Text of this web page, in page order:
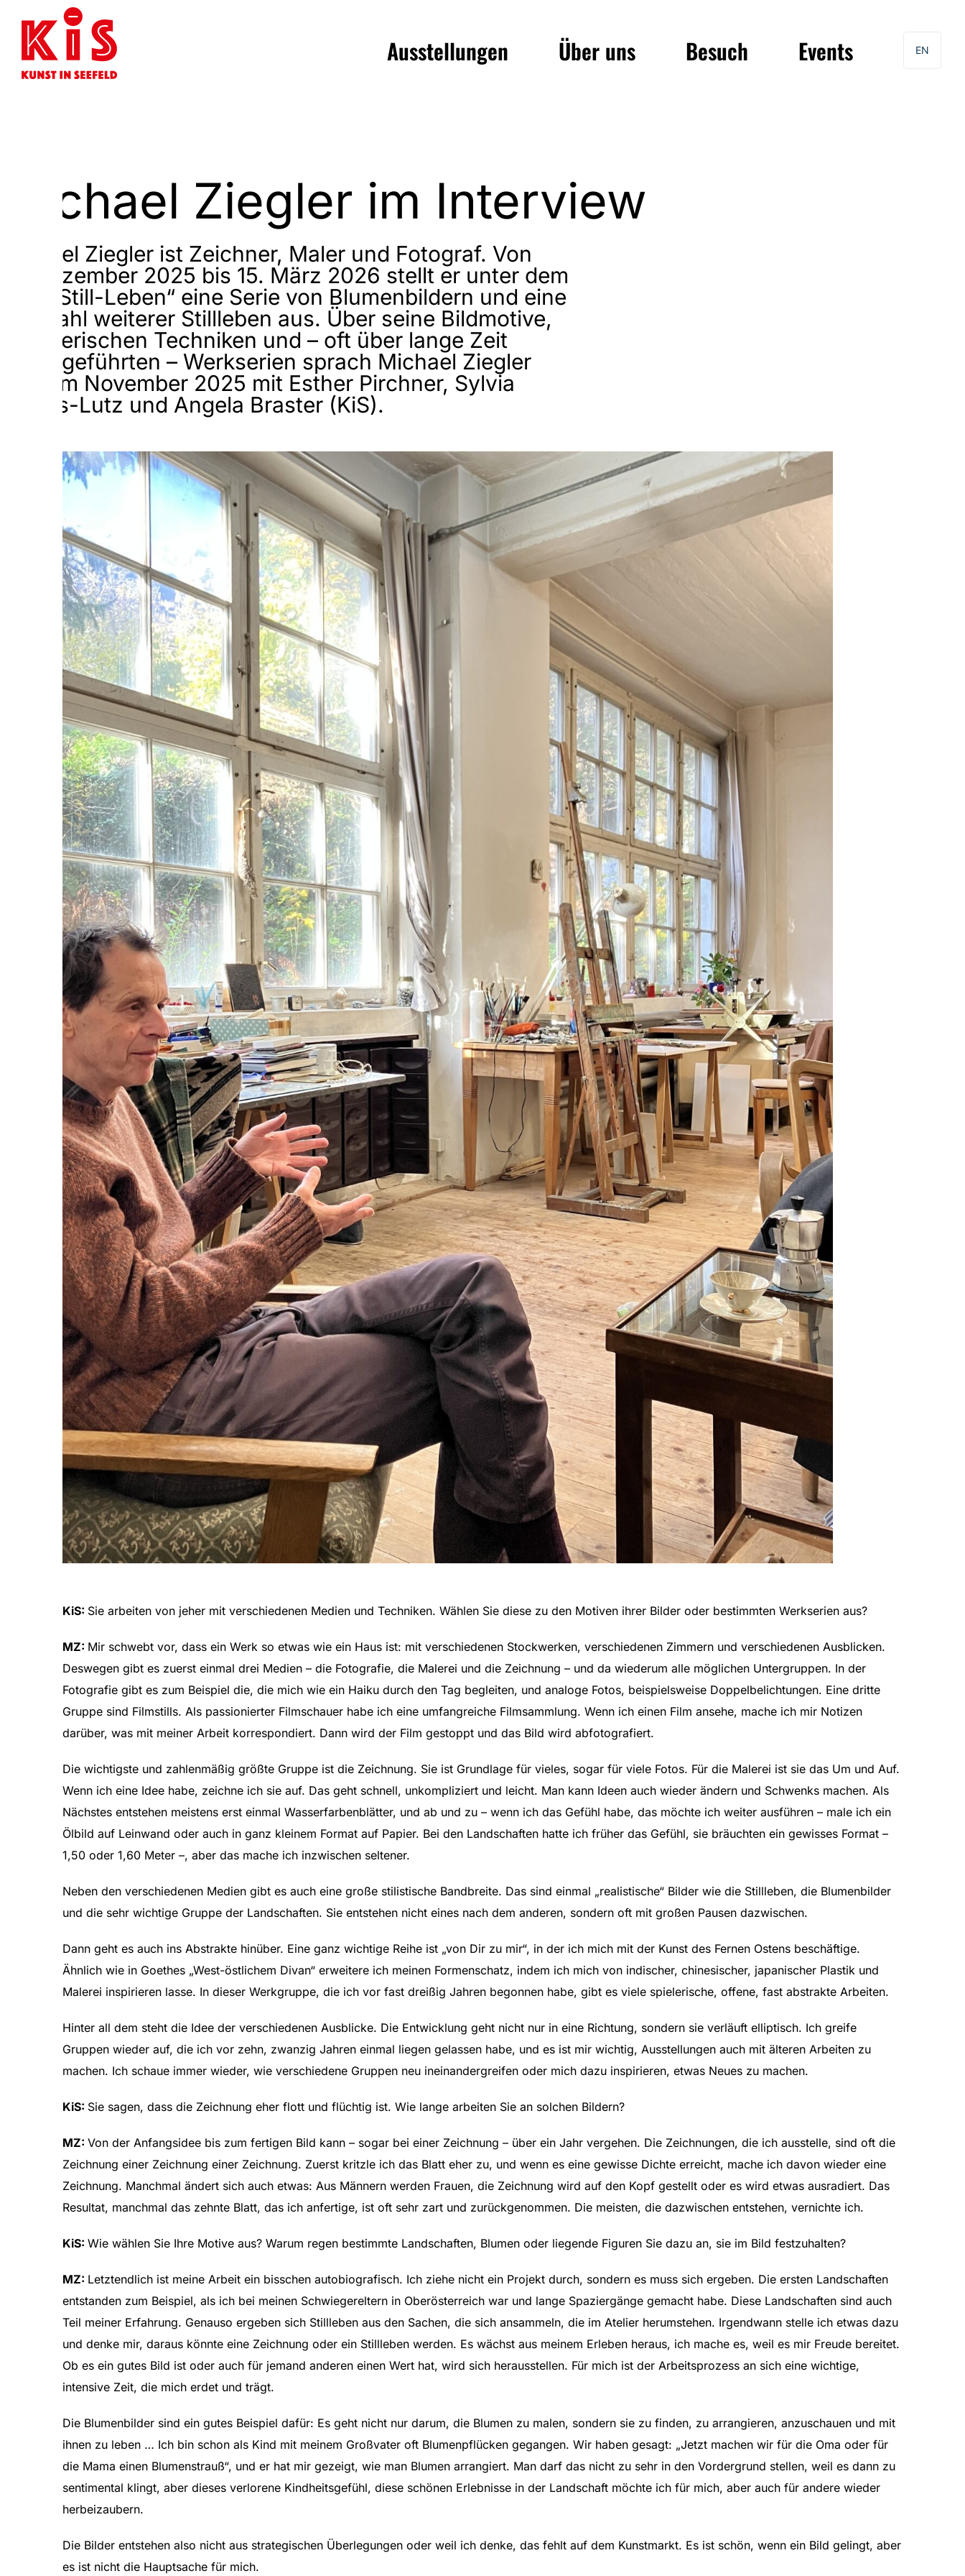
Ausstellungen Über uns Besuch Events EN
Michael Ziegler im Interview
Michael Ziegler ist Zeichner, Maler und Fotograf. Von
12. Dezember 2025 bis 15. März 2026 stellt er unter dem
Titel „Still-Leben“ eine Serie von Blumenbildern und eine
Auswahl weiterer Stillleben aus. Über seine Bildmotive,
künstlerischen Techniken und – oft über lange Zeit
weitergeführten – Werkserien sprach Michael Ziegler
(MZ) im November 2025 mit Esther Pirchner, Sylvia
Frenes-Lutz und Angela Braster (KiS).
KiS: Sie arbeiten von jeher mit verschiedenen Medien und Techniken. Wählen Sie diese zu den Motiven ihrer Bilder oder bestimmten Werkserien aus?
MZ: Mir schwebt vor, dass ein Werk so etwas wie ein Haus ist: mit verschiedenen Stockwerken, verschiedenen Zimmern und verschiedenen Ausblicken.
Deswegen gibt es zuerst einmal drei Medien – die Fotografie, die Malerei und die Zeichnung – und da wiederum alle möglichen Untergruppen. In der
Fotografie gibt es zum Beispiel die, die mich wie ein Haiku durch den Tag begleiten, und analoge Fotos, beispielsweise Doppelbelichtungen. Eine dritte
Gruppe sind Filmstills. Als passionierter Filmschauer habe ich eine umfangreiche Filmsammlung. Wenn ich einen Film ansehe, mache ich mir Notizen
darüber, was mit meiner Arbeit korrespondiert. Dann wird der Film gestoppt und das Bild wird abfotografiert.
Die wichtigste und zahlenmäßig größte Gruppe ist die Zeichnung. Sie ist Grundlage für vieles, sogar für viele Fotos. Für die Malerei ist sie das Um und Auf.
Wenn ich eine Idee habe, zeichne ich sie auf. Das geht schnell, unkompliziert und leicht. Man kann Ideen auch wieder ändern und Schwenks machen. Als
Nächstes entstehen meistens erst einmal Wasserfarbenblätter, und ab und zu – wenn ich das Gefühl habe, das möchte ich weiter ausführen – male ich ein
Ölbild auf Leinwand oder auch in ganz kleinem Format auf Papier. Bei den Landschaften hatte ich früher das Gefühl, sie bräuchten ein gewisses Format –
1,50 oder 1,60 Meter –, aber das mache ich inzwischen seltener.
Neben den verschiedenen Medien gibt es auch eine große stilistische Bandbreite. Das sind einmal „realistische“ Bilder wie die Stillleben, die Blumenbilder
und die sehr wichtige Gruppe der Landschaften. Sie entstehen nicht eines nach dem anderen, sondern oft mit großen Pausen dazwischen.
Dann geht es auch ins Abstrakte hinüber. Eine ganz wichtige Reihe ist „von Dir zu mir“, in der ich mich mit der Kunst des Fernen Ostens beschäftige.
Ähnlich wie in Goethes „West-östlichem Divan“ erweitere ich meinen Formenschatz, indem ich mich von indischer, chinesischer, japanischer Plastik und
Malerei inspirieren lasse. In dieser Werkgruppe, die ich vor fast dreißig Jahren begonnen habe, gibt es viele spielerische, offene, fast abstrakte Arbeiten.
Hinter all dem steht die Idee der verschiedenen Ausblicke. Die Entwicklung geht nicht nur in eine Richtung, sondern sie verläuft elliptisch. Ich greife
Gruppen wieder auf, die ich vor zehn, zwanzig Jahren einmal liegen gelassen habe, und es ist mir wichtig, Ausstellungen auch mit älteren Arbeiten zu
machen. Ich schaue immer wieder, wie verschiedene Gruppen neu ineinandergreifen oder mich dazu inspirieren, etwas Neues zu machen.
KiS: Sie sagen, dass die Zeichnung eher flott und flüchtig ist. Wie lange arbeiten Sie an solchen Bildern?
MZ: Von der Anfangsidee bis zum fertigen Bild kann – sogar bei einer Zeichnung – über ein Jahr vergehen. Die Zeichnungen, die ich ausstelle, sind oft die
Zeichnung einer Zeichnung einer Zeichnung. Zuerst kritzle ich das Blatt eher zu, und wenn es eine gewisse Dichte erreicht, mache ich davon wieder eine
Zeichnung. Manchmal ändert sich auch etwas: Aus Männern werden Frauen, die Zeichnung wird auf den Kopf gestellt oder es wird etwas ausradiert. Das
Resultat, manchmal das zehnte Blatt, das ich anfertige, ist oft sehr zart und zurückgenommen. Die meisten, die dazwischen entstehen, vernichte ich.
KiS: Wie wählen Sie Ihre Motive aus? Warum regen bestimmte Landschaften, Blumen oder liegende Figuren Sie dazu an, sie im Bild festzuhalten?
MZ: Letztendlich ist meine Arbeit ein bisschen autobiografisch. Ich ziehe nicht ein Projekt durch, sondern es muss sich ergeben. Die ersten Landschaften
entstanden zum Beispiel, als ich bei meinen Schwiegereltern in Oberösterreich war und lange Spaziergänge gemacht habe. Diese Landschaften sind auch
Teil meiner Erfahrung. Genauso ergeben sich Stillleben aus den Sachen, die sich ansammeln, die im Atelier herumstehen. Irgendwann stelle ich etwas dazu
und denke mir, daraus könnte eine Zeichnung oder ein Stillleben werden. Es wächst aus meinem Erleben heraus, ich mache es, weil es mir Freude bereitet.
Ob es ein gutes Bild ist oder auch für jemand anderen einen Wert hat, wird sich herausstellen. Für mich ist der Arbeitsprozess an sich eine wichtige,
intensive Zeit, die mich erdet und trägt.
Die Blumenbilder sind ein gutes Beispiel dafür: Es geht nicht nur darum, die Blumen zu malen, sondern sie zu finden, zu arrangieren, anzuschauen und mit
ihnen zu leben … Ich bin schon als Kind mit meinem Großvater oft Blumenpflücken gegangen. Wir haben gesagt: „Jetzt machen wir für die Oma oder für
die Mama einen Blumenstrauß“, und er hat mir gezeigt, wie man Blumen arrangiert. Man darf das nicht zu sehr in den Vordergrund stellen, weil es dann zu
sentimental klingt, aber dieses verlorene Kindheitsgefühl, diese schönen Erlebnisse in der Landschaft möchte ich für mich, aber auch für andere wieder
herbeizaubern.
Die Bilder entstehen also nicht aus strategischen Überlegungen oder weil ich denke, das fehlt auf dem Kunstmarkt. Es ist schön, wenn ein Bild gelingt, aber
es ist nicht die Hauptsache für mich.